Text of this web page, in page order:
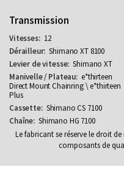
Transmission
12
Shimano XT 8100
Shimano XT
e*thirteen
Direct Mount Chainring \ e*thirteen
Plus
Shimano CS 7100
Shimano HG 7100
Le fabricant se réserve le droit
composants de